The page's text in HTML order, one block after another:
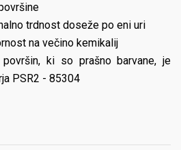
trdnost doseže po eni uri
na večino kemikalij
ki so prašno barvane, je
PSR2 - 85304